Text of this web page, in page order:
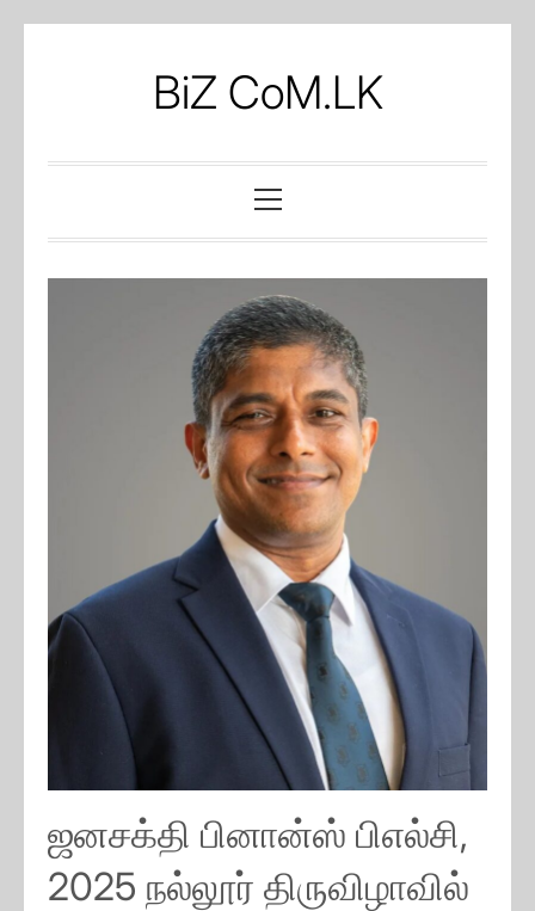
BiZ CoM.LK
Menu
ஜனசக்தி பினான்ஸ் பிஎல்சி,
2025 நல்லூர் திருவிழாவில்